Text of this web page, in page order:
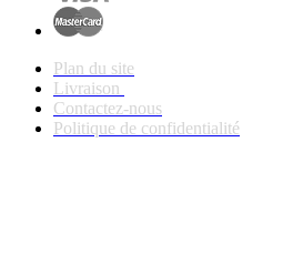
Plan du site
Livraison
Contactez-nous
Politique de confidentialité